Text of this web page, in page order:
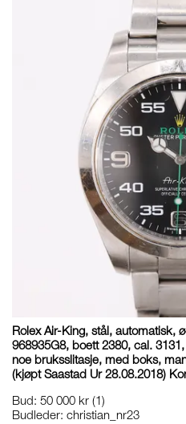
Rolex Air-King, stål, automatisk,
968935G8, boett 2380, cal.
noe bruksslitasje, med boks,
(kjøpt Saastad Ur 28.08.2018)
Bud: 50 000 kr (1)
Budleder: christian_nr23